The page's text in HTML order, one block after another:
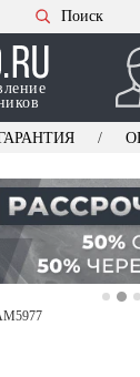
Поиск